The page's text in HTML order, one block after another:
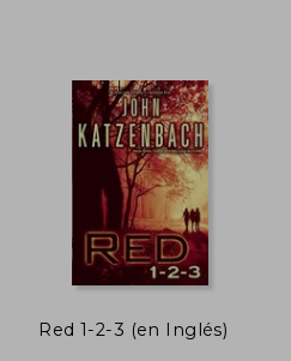
Red 1-2-3 (en Inglés)